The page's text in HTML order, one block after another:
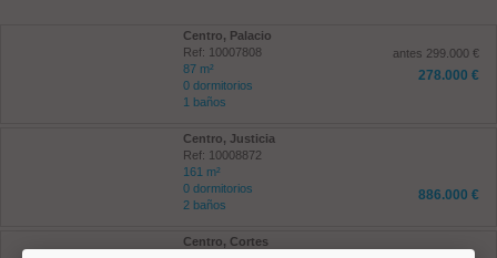
Centro, Palacio
Ref: 10007808
87 m²
0 dormitorios
1 baños
antes 299.000 €
278.000 €
Centro, Justicia
Ref: 10008872
161 m²
0 dormitorios
2 baños
886.000 €
Centro, Cortes